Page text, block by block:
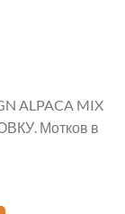
ALPACA MIX
Мотков в